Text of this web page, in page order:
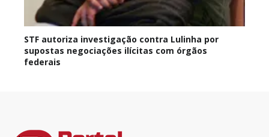
STF autoriza investigação contra Lulinha por
supostas negociações ilícitas com órgãos
federais